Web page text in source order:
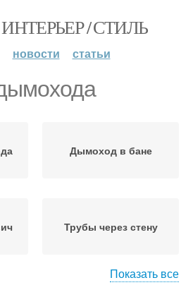
/ СТИЛЬ
новости статьи
Дымоход в бане
Трубы через стену
Показать все